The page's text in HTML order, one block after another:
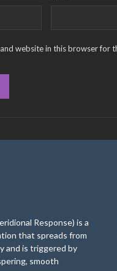
website in this browser for
Response) is a
that spreads from
and is triggered by
smooth